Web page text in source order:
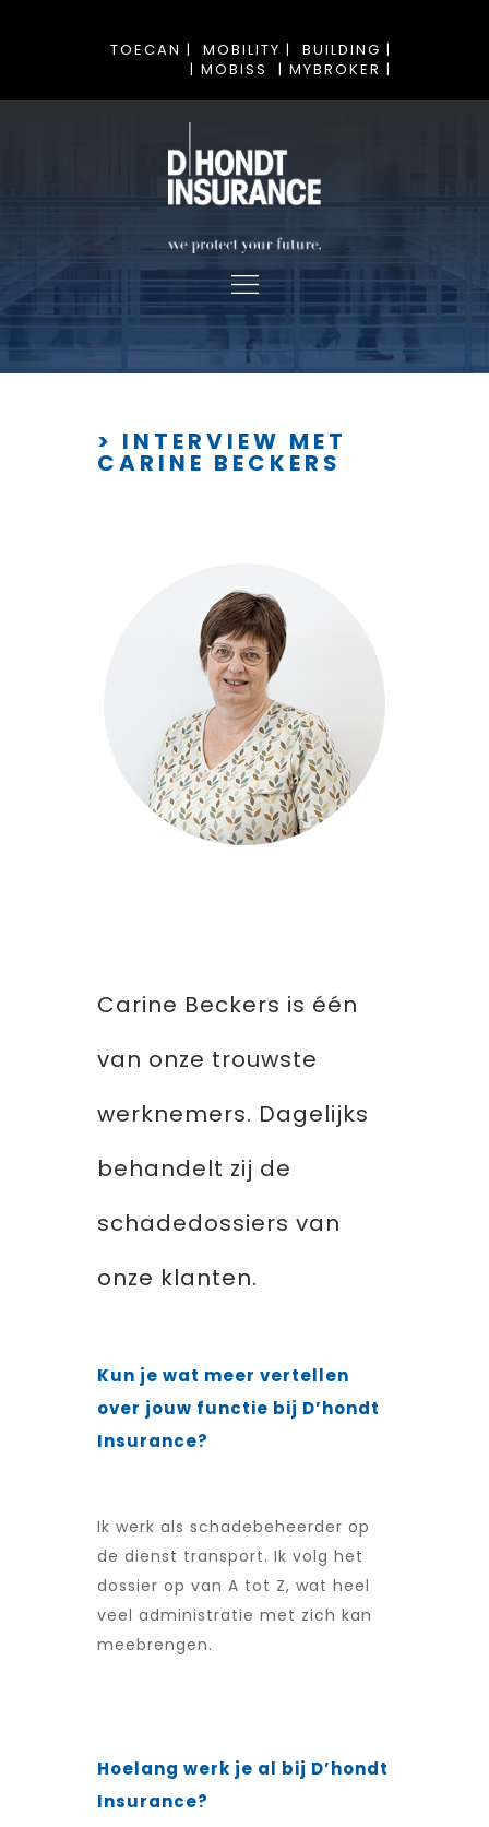
BUILDING |
MOBILITY |
TOECAN |
| MYBROKER |
| MOBISS
> INTERVIEW MET
CARINE BECKERS
Carine Beckers is één
van onze trouwste
werknemers. Dagelijks
behandelt zij de
schadedossiers van
onze klanten.
Kun je wat meer vertellen
over jouw functie bij D’hondt
Insurance?
Ik werk als schadebeheerder op
de dienst transport. Ik volg het
dossier op van A tot Z, wat heel
veel administratie met zich kan
meebrengen.
Hoelang werk je al bij D’hondt
Insurance?